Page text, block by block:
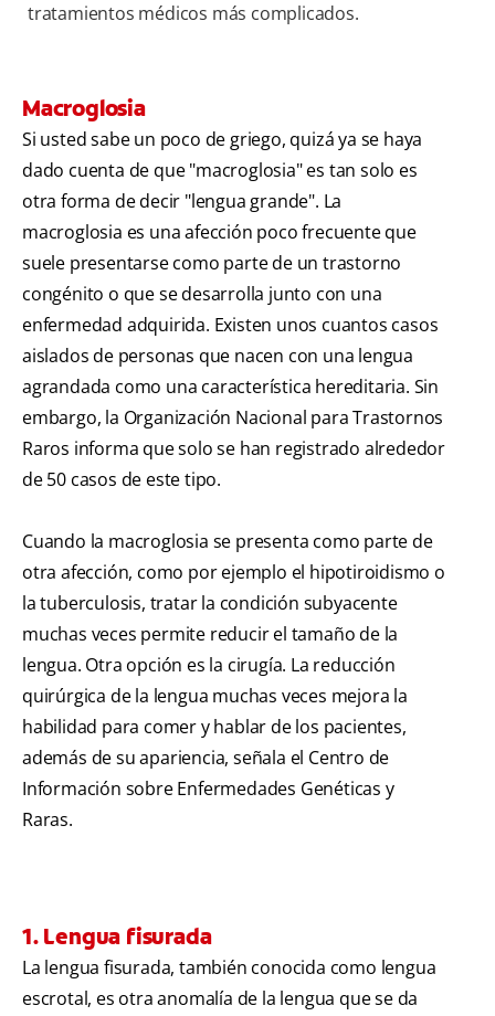
tratamientos médicos más complicados.
Macroglosia
Si usted sabe un poco de griego, quizá ya se haya
dado cuenta de que "macroglosia" es tan solo es
otra forma de decir "lengua grande". La
macroglosia es una afección poco frecuente que
suele presentarse como parte de un trastorno
congénito o que se desarrolla junto con una
enfermedad adquirida. Existen unos cuantos casos
aislados de personas que nacen con una lengua
agrandada como una característica hereditaria. Sin
embargo, la Organización Nacional para Trastornos
Raros informa que solo se han registrado alrededor
de 50 casos de este tipo.
Cuando la macroglosia se presenta como parte de
otra afección, como por ejemplo el hipotiroidismo o
la tuberculosis, tratar la condición subyacente
muchas veces permite reducir el tamaño de la
lengua. Otra opción es la cirugía. La reducción
quirúrgica de la lengua muchas veces mejora la
habilidad para comer y hablar de los pacientes,
además de su apariencia, señala el Centro de
Información sobre Enfermedades Genéticas y
Raras.
1. Lengua fisurada
La lengua fisurada, también conocida como lengua
escrotal, es otra anomalía de la lengua que se da